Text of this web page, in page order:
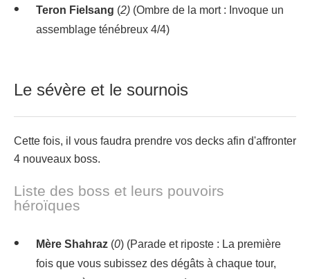
Teron Fielsang (2) (Ombre de la mort : Invoque un
assemblage ténébreux 4/4)
Le sévère et le sournois
Cette fois, il vous faudra prendre vos decks afin d'affronter
4 nouveaux boss.
Liste des boss et leurs pouvoirs
héroïques
Mère Shahraz (0) (Parade et riposte : La première
fois que vous subissez des dégâts à chaque tour,